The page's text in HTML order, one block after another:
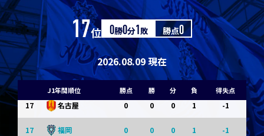
17位 0勝0分1敗 勝点0
2026.08.09 現在
J1年間順位 勝点 勝 分 負 得失点
横浜FM 0 0 1 -1
14 水戸 0 0 1 -1
14 京都 0 0 1 -1
14 岡山 0 0 0 1 -1
17 名古屋 0 0 0 1 -1
17 福岡 0 0 0 1 -1